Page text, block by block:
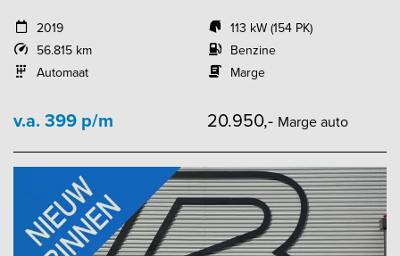
2019
56.815 km
Automaat
113 kW (154 PK)
Benzine
Marge
v.a. 399 p/m 20.950,- Marge auto